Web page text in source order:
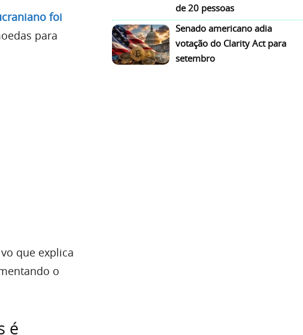
foi
para
que explica
o
é
de 20 pessoas
Senado americano adia
votação do Clarity Act para
setembro